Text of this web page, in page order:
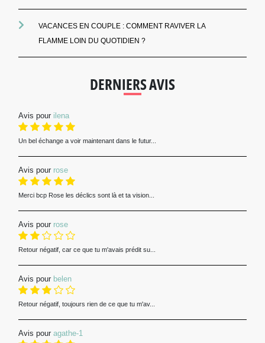
VACANCES EN COUPLE : COMMENT RAVIVER LA
FLAMME LOIN DU QUOTIDIEN ?
DERNIERS AVIS
Avis pour ilena
Un bel échange a voir maintenant dans le futur...
Avis pour rose
Merci bcp Rose les déclics sont là et ta vision...
Avis pour rose
Retour négatif, car ce que tu m'avais prédit su...
Avis pour belen
Retour négatif, toujours rien de ce que tu m'av...
Avis pour agathe-1